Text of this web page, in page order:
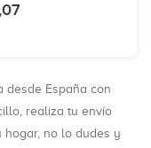
desde España con
realiza tu envío
hogar, no lo dudes y